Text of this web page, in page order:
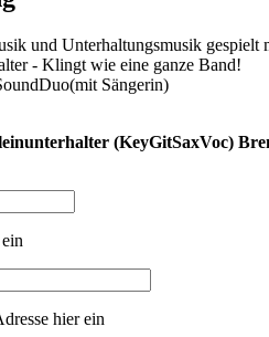
und Unterhaltungsmusik
- Klingt wie eine ganze Band!
Sängerin)
(KeyGitSaxVoc)
hier ein